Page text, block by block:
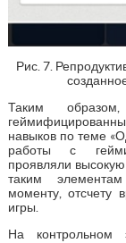
Рис. 7.
Таким
навыков по теме
работы с
проявляли высокую
таким
моменту, отсчету
игры.
На контрольном